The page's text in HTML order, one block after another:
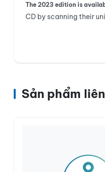
The 2023 edition is
CD by scanning their
Sản phẩm